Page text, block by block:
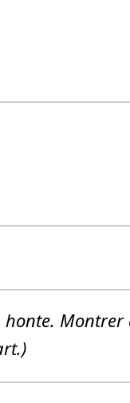
Montrer